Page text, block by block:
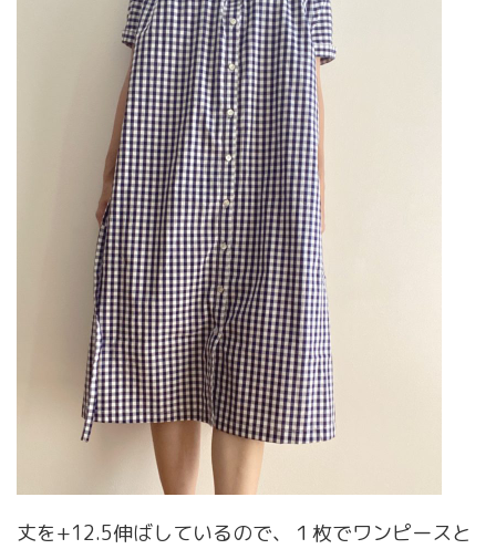
丈を+12.5伸ばしているので、１枚でワンピースと